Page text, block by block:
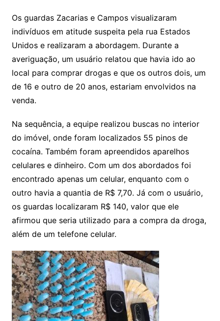
Os guardas Zacarias e Campos visualizaram
indivíduos em atitude suspeita pela rua Estados
Unidos e realizaram a abordagem. Durante a
averiguação, um usuário relatou que havia ido ao
local para comprar drogas e que os outros dois, um
de 16 e outro de 20 anos, estariam envolvidos na
venda.
Na sequência, a equipe realizou buscas no interior
do imóvel, onde foram localizados 55 pinos de
cocaína. Também foram apreendidos aparelhos
celulares e dinheiro. Com um dos abordados foi
encontrado apenas um celular, enquanto com o
outro havia a quantia de R$ 7,70. Já com o usuário,
os guardas localizaram R$ 140, valor que ele
afirmou que seria utilizado para a compra da droga,
além de um telefone celular.